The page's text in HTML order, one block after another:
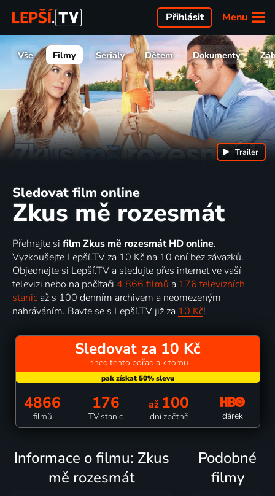
Menu
Přihlásit
Vše Filmy Seriály Dětem Dokumenty
Sledovat film online
Zkus mě rozesmát
Trailer
Přehrajte si film Zkus mě rozesmát HD online.
Vyzkoušejte Lepší.TV za 10 Kč na 10 dní bez závazků.
Objednejte si Lepší.TV a sledujte přes internet ve vaší
televizi nebo na počítači 4 866 filmů a 176 televizních
stanic až s 100 denním archivem a neomezeným
nahráváním. Bavte se s Lepší.TV již za 10 Kč!
Sledovat za 10 Kč
ihned tento pořad a k tomu
4866
filmů
176
TV stanic
až 100
dní zpětně dárek
Informace o filmu: Zkus
mě rozesmát
Podobné
filmy